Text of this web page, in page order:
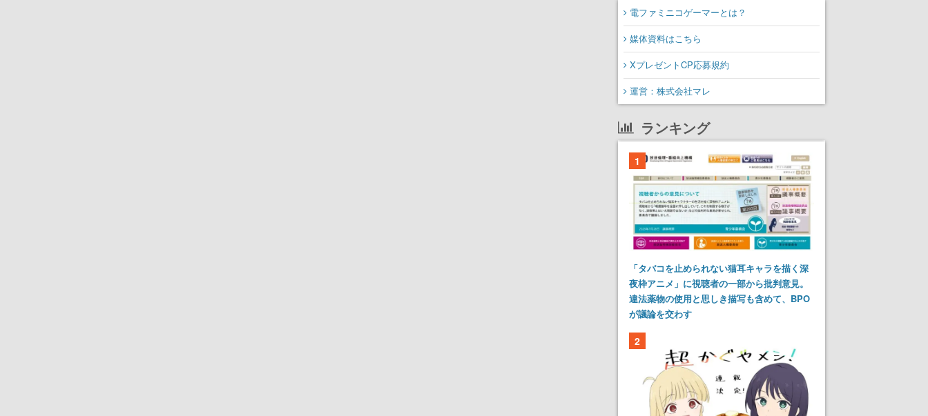
電ファミニコゲーマーとは？
媒体資料はこちら
XプレゼントCP応募規約
運営：株式会社マレ
ランキング
1
「タバコを止められない猫耳キャラを描く深
夜枠アニメ」に視聴者の一部から批判意見。
違法薬物の使用と思しき描写も含めて、BPO
が議論を交わす
2